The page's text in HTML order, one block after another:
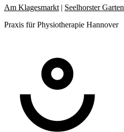
Am Klagesmarkt | Seelhorster Garten
Praxis für Physiotherapie Hannover